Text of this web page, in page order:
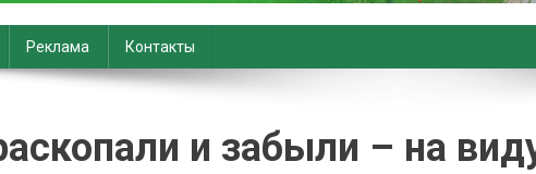
навiны. Новости Хойник.
Реклама Контакты
и забыли – на